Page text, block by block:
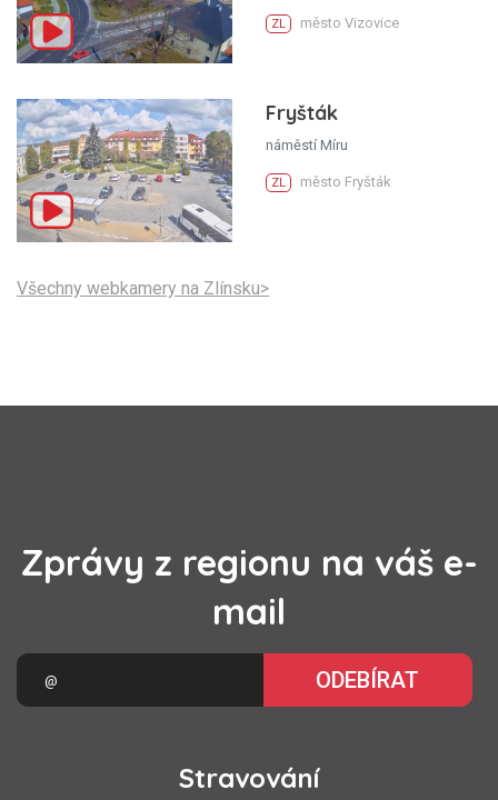
ZL město Vizovice
Fryšták
náměstí Míru
ZL město Fryšták
Všechny webkamery na Zlínsku>
Zprávy z regionu na váš e-
mail
ODEBÍRAT
Stravování